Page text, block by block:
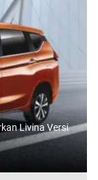
Livina Versi